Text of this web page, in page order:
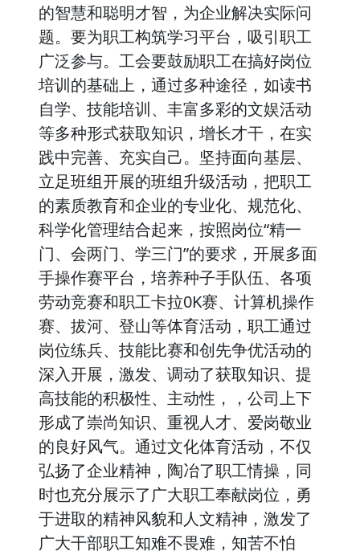
的智慧和聪明才智，为企业解决实际问
题。要为职工构筑学习平台，吸引职工
广泛参与。工会要鼓励职工在搞好岗位
培训的基础上，通过多种途径，如读书
自学、技能培训、丰富多彩的文娱活动
等多种形式获取知识，增长才干，在实
践中完善、充实自己。坚持面向基层、
立足班组开展的班组升级活动，把职工
的素质教育和企业的专业化、规范化、
科学化管理结合起来，按照岗位“精一
门、会两门、学三门”的要求，开展多面
手操作赛平台，培养种子手队伍、各项
劳动竞赛和职工卡拉0K赛、计算机操作
赛、拔河、登山等体育活动，职工通过
岗位练兵、技能比赛和创先争优活动的
深入开展，激发、调动了获取知识、提
高技能的积极性、主动性，，公司上下
形成了崇尚知识、重视人才、爱岗敬业
的良好风气。通过文化体育活动，不仅
弘扬了企业精神，陶冶了职工情操，同
时也充分展示了广大职工奉献岗位，勇
于进取的精神风貌和人文精神，激发了
广大干部职工知难不畏难，知苦不怕